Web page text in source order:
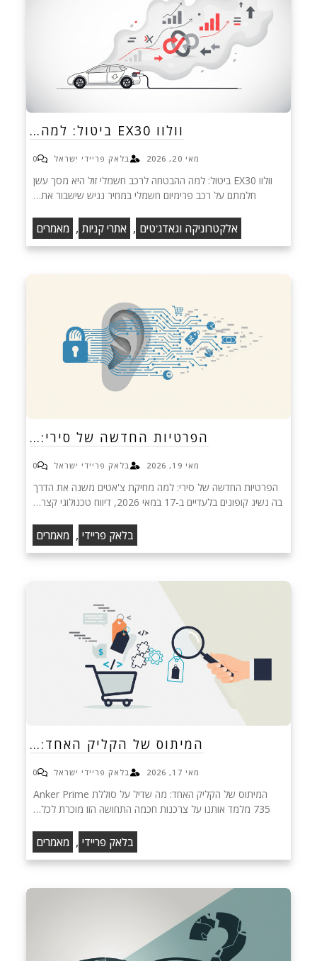
וולוו EX30 ביטול: למה…
מאי 20, 2026 בלאק פריידי ישראל 0
וולוו EX30 ביטול: למה ההבטחה לרכב חשמלי זול היא מסך עשן
חלמתם על רכב פרימיום חשמלי במחיר נגיש שישבור את…
אלקטרוניקה וגאדג'טים , אתרי קניות , מאמרים
הפרטיות החדשה של סירי:…
מאי 19, 2026 בלאק פריידי ישראל 0
הפרטיות החדשה של סירי: למה מחיקת צ'אטים משנה את הדרך
בה נשיג קופונים בלעדיים ב-17 במאי 2026, דיווח טכנולוגי קצר…
בלאק פריידי , מאמרים
המיתוס של הקליק האחד:…
מאי 17, 2026 בלאק פריידי ישראל 0
המיתוס של הקליק האחד: מה שדיל על סוללת Anker Prime
735 מלמד אותנו על צרכנות חכמה התחושה הזו מוכרת לכל…
בלאק פריידי , מאמרים